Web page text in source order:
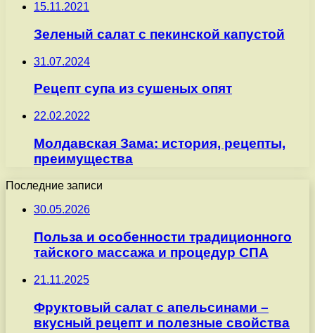
15.11.2021
Зеленый салат с пекинской капустой
31.07.2024
Рецепт супа из сушеных опят
22.02.2022
Молдавская Зама: история, рецепты,
преимущества
Последние записи
30.05.2026
Польза и особенности традиционного
тайского массажа и процедур СПА
21.11.2025
Фруктовый салат с апельсинами –
вкусный рецепт и полезные свойства